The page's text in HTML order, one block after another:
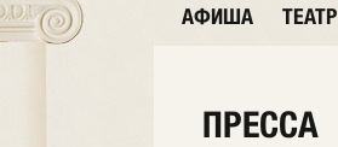
АФИША ТЕАТР
ПРЕССА